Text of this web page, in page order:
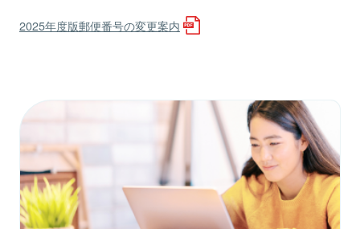
2025年度版郵便番号の変更案内